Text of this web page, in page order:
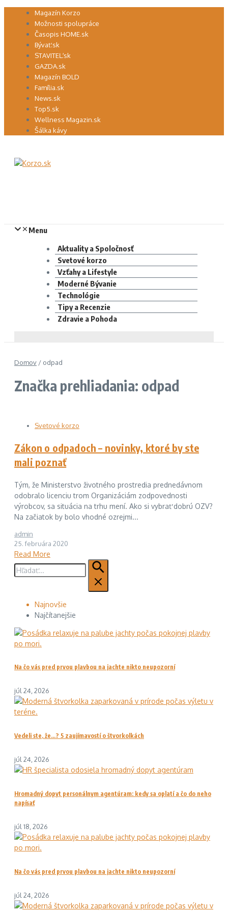
Preskočiť Magazín Korzo
Možnosti spolupráce
Časopis HOME.sk
Bývať.sk
STAVITEĽ.sk
GAZDA.sk
Magazín BOLD
Família.sk
News.sk
Top5.sk
Wellness Magazin.sk
Šálka kávy
Menu
Aktuality a Spoločnosť
Svetové korzo
Vzťahy a Lifestyle
Moderné Bývanie
Technológie
Tipy a Recenzie
Zdravie a Pohoda
Domov / odpad
Značka prehliadania: odpad
Svetové korzo
Zákon o odpadoch – novinky, ktoré by ste
mali poznať
Tým, že Ministerstvo životného prostredia prednedávnom
odobralo licenciu trom Organizáciám zodpovednosti
výrobcov, sa situácia na trhu mení. Ako si vybrať dobrú OZV?
Na začiatok by bolo vhodné ozrejmi...
admin
25. februára 2020
Read More
Hľadať:
Najnovšie
Najčítanejšie
Na čo vás pred prvou plavbou na jachte nikto neupozorní
júl 24, 2026
Vedeli ste, že…? 5 zaujímavostí o štvorkolkách
júl 24, 2026
Hromadný dopyt personálnym agentúram: kedy sa oplatí a čo do neho
napísať
júl 18, 2026
Na čo vás pred prvou plavbou na jachte nikto neupozorní
júl 24, 2026